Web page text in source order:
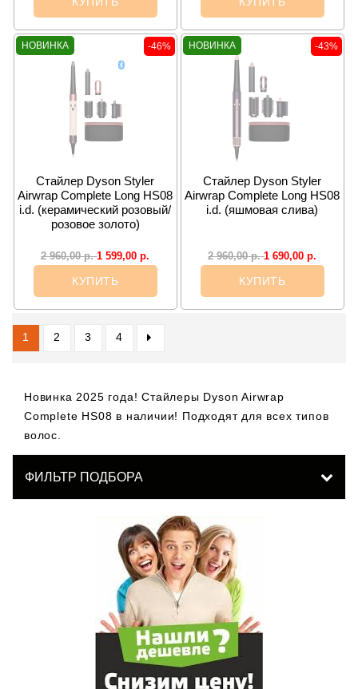
-46%
НОВИНКА
Cтайлер Dyson Styler
Airwrap Complete Long HS08
i.d. (керамический розовый/
розовое золото)
2 960,00р. 1 599,00р.
КУПИТЬ
-43%
НОВИНКА
Cтайлер Dyson Styler
Airwrap Complete Long HS08
i.d. (яшмовая слива)
2 960,00р. 1 690,00р.
КУПИТЬ
1 2 3 4
Новинка 2025 года! Стайлеры Dyson Airwrap
Complete HS08 в наличии! Подходят для всех типов
волос.
ФИЛЬТР ПОДБОРА